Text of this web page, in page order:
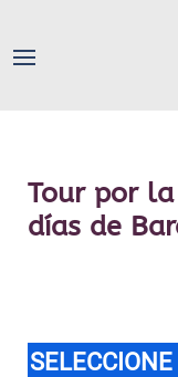
Tour por
días de